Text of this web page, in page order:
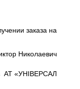
заказа на
Николаевич
АТ «УНІВЕРСАЛ